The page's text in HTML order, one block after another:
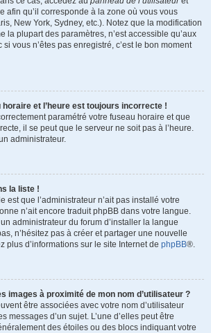
afin qu’il corresponde à la zone où vous vous
New York, Sydney, etc.). Notez que la modification
la plupart des paramètres, n’est accessible qu’aux
vous n’êtes pas enregistré, c’est le bon moment
horaire et l’heure est toujours incorrecte !
paramétré votre fuseau horaire et que
il se peut que le serveur ne soit pas à l’heure.
administrateur.
la liste !
est que l’administrateur n’ait pas installé votre
n’ait encore traduit phpBB dans votre langue.
administrateur du forum d’installer la langue
n’hésitez pas à créer et partager une nouvelle
plus d’informations sur le site Internet de phpBB®.
images à proximité de mon nom d’utilisateur ?
être associées avec votre nom d’utilisateur
messages d’un sujet. L’une d’elles peut être
des étoiles ou des blocs indiquant votre